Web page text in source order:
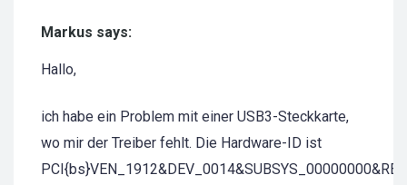
Markus says:
Hallo,
ich habe ein Problem mit einer USB3-Steckkarte,
wo mir der Treiber fehlt. Die Hardware-ID ist